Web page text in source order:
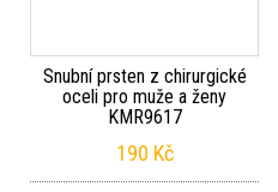
Snubní prsten z chirurgické
oceli pro muže a ženy
KMR9617
190 Kč